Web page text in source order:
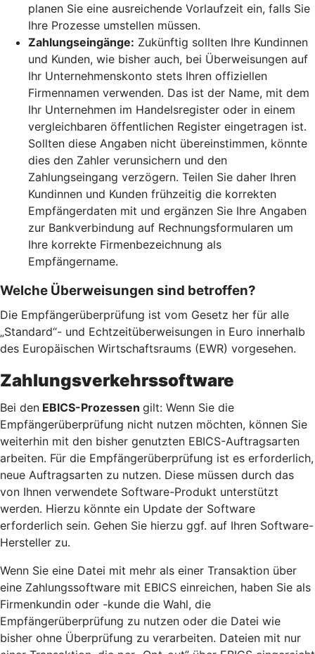
planen Sie eine ausreichende Vorlaufzeit ein, falls Sie
Ihre Prozesse umstellen müssen.
Zahlungseingänge: Zukünftig sollten Ihre Kundinnen
und Kunden, wie bisher auch, bei Überweisungen auf
Ihr Unternehmenskonto stets Ihren offiziellen
Firmennamen verwenden. Das ist der Name, mit dem
Ihr Unternehmen im Handelsregister oder in einem
vergleichbaren öffentlichen Register eingetragen ist.
Sollten diese Angaben nicht übereinstimmen, könnte
dies den Zahler verunsichern und den
Zahlungseingang verzögern. Teilen Sie daher Ihren
Kundinnen und Kunden frühzeitig die korrekten
Empfängerdaten mit und ergänzen Sie Ihre Angaben
zur Bankverbindung auf Rechnungsformularen um
Ihre korrekte Firmenbezeichnung als
Empfängername.
Welche Überweisungen sind betroffen?
Die Empfängerüberprüfung ist vom Gesetz her für alle
„Standard“- und Echtzeitüberweisungen in Euro innerhalb
des Europäischen Wirtschaftsraums (EWR) vorgesehen.
Zahlungsverkehrssoftware
Bei den EBICS-Prozessen gilt: Wenn Sie die
Empfängerüberprüfung nicht nutzen möchten, können Sie
weiterhin mit den bisher genutzten EBICS-Auftragsarten
arbeiten. Für die Empfängerüberprüfung ist es erforderlich,
neue Auftragsarten zu nutzen. Diese müssen durch das
von Ihnen verwendete Software-Produkt unterstützt
werden. Hierzu könnte ein Update der Software
erforderlich sein. Gehen Sie hierzu ggf. auf Ihren Software-
Hersteller zu.
Wenn Sie eine Datei mit mehr als einer Transaktion über
eine Zahlungssoftware mit EBICS einreichen, haben Sie als
Firmenkundin oder -kunde die Wahl, die
Empfängerüberprüfung zu nutzen oder die Datei wie
bisher ohne Überprüfung zu verarbeiten. Dateien mit nur